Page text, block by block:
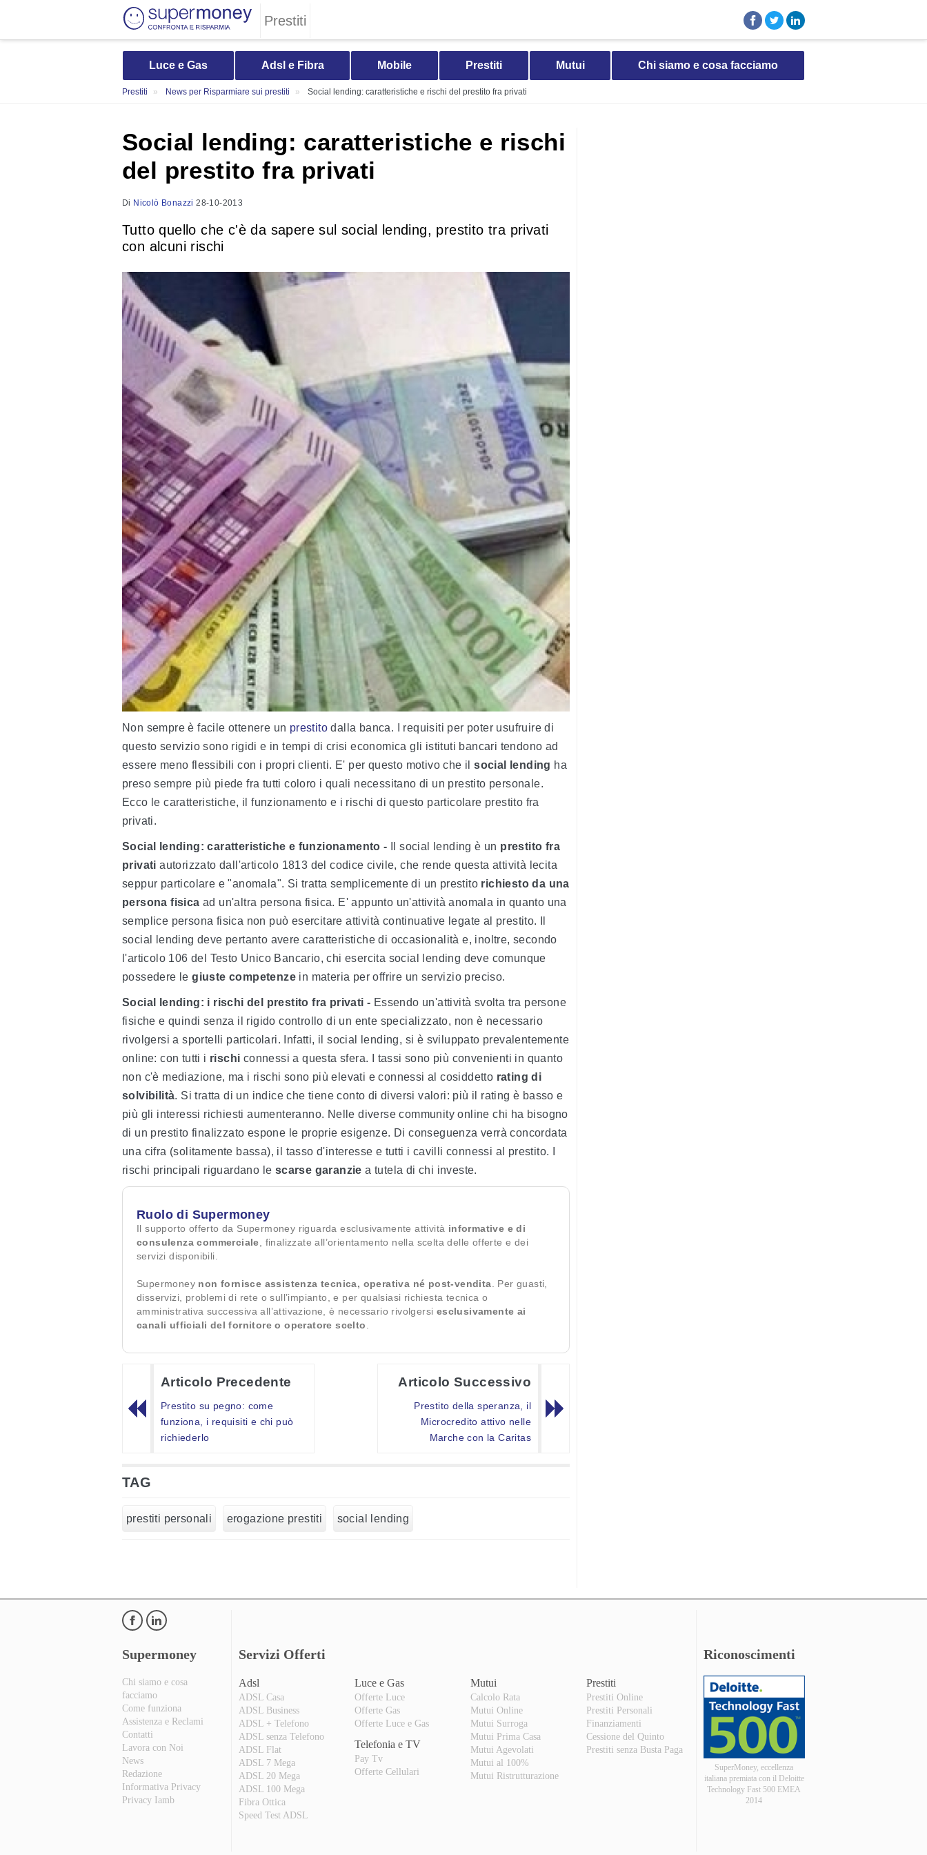
Prestiti
Luce e Gas Adsl e Fibra Mobile Prestiti Mutui Chi siamo e cosa facciamo
Prestiti News per Risparmiare sui prestiti Social lending: caratteristiche e rischi del prestito fra privati
Social lending: caratteristiche e rischi
del prestito fra privati
Di Nicolò Bonazzi 28-10-2013
Tutto quello che c'è da sapere sul social lending, prestito tra privati
con alcuni rischi
Non sempre è facile ottenere un prestito dalla banca. I requisiti per poter usufruire di
questo servizio sono rigidi e in tempi di crisi economica gli istituti bancari tendono ad
essere meno flessibili con i propri clienti. E' per questo motivo che ilsocial lending ha
preso sempre più piede fra tutti coloro i quali necessitano di un prestito personale.
Ecco le caratteristiche, il funzionamento e i rischi di questo particolare prestito fra
privati.
Social lending: caratteristiche e funzionamento - Il social lending è un prestito fra
privati autorizzato dall'articolo 1813 del codice civile, che rende questa attività lecita
seppur particolare e "anomala". Si tratta semplicemente di un prestito richiesto da una
persona fisica ad un'altra persona fisica. E' appunto un'attività anomala in quanto una
semplice persona fisica non può esercitare attività continuative legate al prestito. Il
social lending deve pertanto avere caratteristiche di occasionalità e, inoltre, secondo
l'articolo 106 del Testo Unico Bancario, chi esercita social lending deve comunque
possedere legiuste competenze in materia per offrire un servizio preciso.
Social lending: i rischi del prestito fra privati - Essendo un'attività svolta tra persone
fisiche e quindi senza il rigido controllo di un ente specializzato, non è necessario
rivolgersi a sportelli particolari. Infatti, il social lending, si è sviluppato prevalentemente
online: con tutti i rischi connessi a questa sfera. I tassi sono più convenienti in quanto
non c'è mediazione, ma i rischi sono più elevati e connessi al cosiddetto rating di
solvibilità. Si tratta di un indice che tiene conto di diversi valori: più il rating è basso e
più gli interessi richiesti aumenteranno. Nelle diverse community online chi ha bisogno
di un prestito finalizzato espone le proprie esigenze. Di conseguenza verrà concordata
una cifra (solitamente bassa), il tasso d'interesse e tutti i cavilli connessi al prestito. I
rischi principali riguardano le scarse garanzie a tutela di chi investe.
Ruolo di Supermoney
Il supporto offerto da Supermoney riguarda esclusivamente attività informative e di
consulenza commerciale , finalizzate all’orientamento nella scelta delle offerte e dei
servizi disponibili.
Supermoney non fornisce assistenza tecnica, operativa né post-vendita . Per guasti,
disservizi, problemi di rete o sull’impianto, e per qualsiasi richiesta tecnica o
amministrativa successiva all’attivazione, è necessario rivolgersi esclusivamente ai
canali ufficiali del fornitore o operatore scelto
Articolo Precedente
Prestito su pegno: come
funziona, i requisiti e chi può
richiederlo
Articolo Successivo
Prestito della speranza, il
Microcredito attivo nelle
Marche con la Caritas
TAG
prestiti personali erogazione prestiti social lending
Supermoney
Chi siamo e cosa
facciamo
Come funziona
Assistenza e Reclami
Contatti
Lavora con Noi
News
Redazione
Informativa Privacy
Privacy Iamb
Servizi Offerti
Adsl
ADSL Casa
ADSL Business
ADSL + Telefono
ADSL senza Telefono
ADSL Flat
ADSL 7 Mega
ADSL 20 Mega
ADSL 100 Mega
Fibra Ottica
Speed Test ADSL
Luce e Gas
Offerte Luce
Offerte Gas
Offerte Luce e Gas
Telefonia e TV
Pay Tv
Offerte Cellulari
Mutui
Calcolo Rata
Mutui Online
Mutui Surroga
Mutui Prima Casa
Mutui Agevolati
Mutui al 100%
Mutui Ristrutturazione
Prestiti
Prestiti Online
Prestiti Personali
Finanziamenti
Cessione del Quinto
Prestiti senza Busta Paga
Riconoscimenti
SuperMoney, eccellenza
italiana premiata con il Deloitte
Technology Fast 500 EMEA
2014